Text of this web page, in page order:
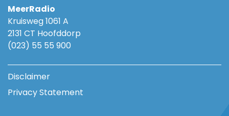
MeerRadio
Kruisweg 1061 A
2131 CT Hoofddorp
(023) 55 55 900
Disclaimer
Privacy Statement